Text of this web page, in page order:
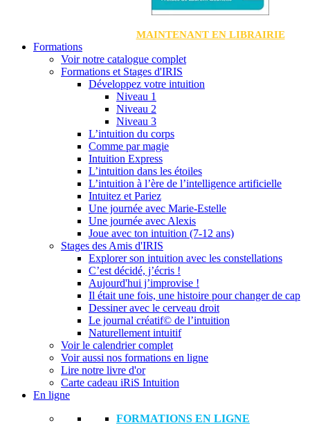
MAINTENANT EN LIBRAIRIE
Formations
Voir notre catalogue complet
Formations et Stages d'IRIS
Développez votre intuition
Niveau 1
Niveau 2
Niveau 3
L’intuition du corps
Comme par magie
Intuition Express
L’intuition dans les étoiles
L’intuition à l’ère de l’intelligence artificielle
Intuitez et Pariez
Une journée avec Marie-Estelle
Une journée avec Alexis
Joue avec ton intuition (7-12 ans)
Stages des Amis d'IRIS
Explorer son intuition avec les constellations
C’est décidé, j’écris !
Aujourd'hui j’improvise !
Il était une fois, une histoire pour changer de cap
Dessiner avec le cerveau droit
Le journal créatif© de l’intuition
Naturellement intuitif
Voir le calendrier complet
Voir aussi nos formations en ligne
Lire notre livre d'or
Carte cadeau iRiS Intuition
En ligne
FORMATIONS EN LIGNE